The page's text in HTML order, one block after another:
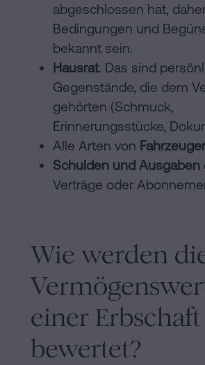
abgeschlossen hat,
Bedingungen und
bekannt sein.
Hausrat. Das sind
Gegenstände, die dem
gehörten (Schmuck,
Erinnerungsstücke,
Alle Arten von
Schulden und Ausgaben
Verträge oder
Wie werden
einer Erbschaft
bewertet?